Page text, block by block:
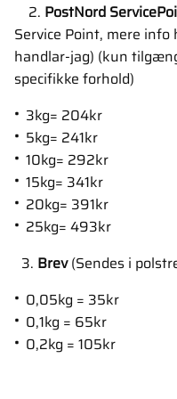
2. PostNord
Service Point, mere
handlar-jag) (kun
specifikke forhold)
3kg= 204kr
5kg= 241kr
10kg= 292kr
15kg= 341kr
20kg= 391kr
25kg= 493kr
3. Brev(Sendes i
0,05kg = 35kr
0,1kg = 65kr
0,2kg = 105kr